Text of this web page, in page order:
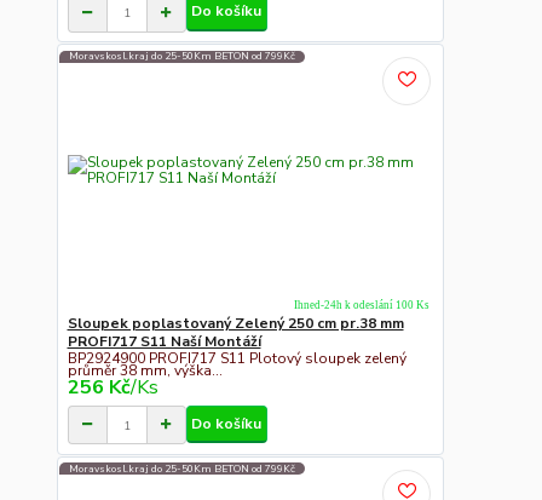
Do košíku
Moravskosl.kraj do 25-50Km BETON od 799Kč
Sloupek poplastovaný Zelený 250 cm pr.38 mm
PROFI717 S11 Naší Montáží
BP2924900 PROFI717 S11 Plotový sloupek zelený
průměr 38 mm, výška...
256 Kč/Ks
Ihned-24h k odeslání 100 Ks
Do košíku
Moravskosl.kraj do 25-50Km BETON od 799Kč